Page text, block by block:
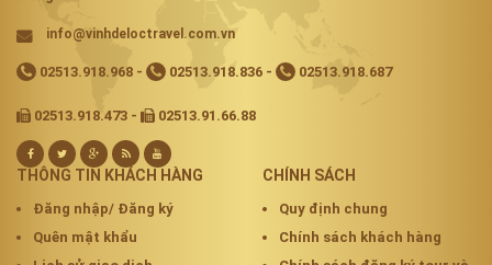
info@vinhdeloctravel.com.vn
02513.918.968 - 02513.918.836 - 02513.918.687
02513.918.473 - 02513.91.66.88
THÔNG TIN KHÁCH HÀNG
Đăng nhập/ Đăng ký
Quên mật khẩu
CHÍNH SÁCH
Quy định chung
Chính sách khách hàng